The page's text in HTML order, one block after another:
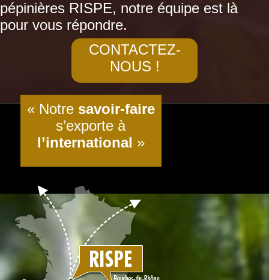
pépinières RISPE, notre équipe est là
pour vous répondre.
CONTACTEZ-
NOUS !
« Notre savoir-faire
s’exporte à
l’international »